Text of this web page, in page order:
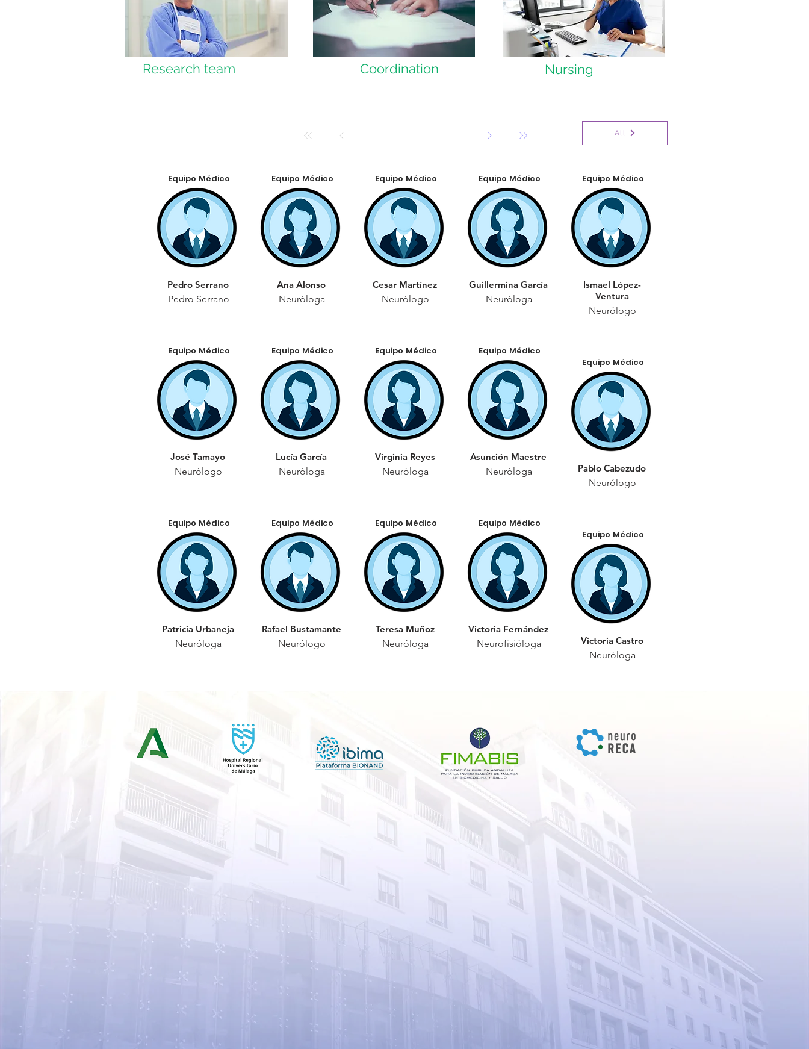
Research team Coordination Nursing
All
Equipo Médico
Pedro Serrano
Pedro Serrano
Equipo Médico
José Tamayo
Neurólogo
Equipo Médico
Patricia Urbaneja
Neuróloga
Equipo Médico
Ana Alonso
Neuróloga
Equipo Médico
Lucía García
Neuróloga
Equipo Médico
Rafael Bustamante
Neurólogo
Equipo Médico
Cesar Martínez
Neurólogo
Equipo Médico
Virginia Reyes
Neuróloga
Equipo Médico
Teresa Muñoz
Neuróloga
Equipo Médico
Guillermina García
Neuróloga
Equipo Médico
Asunción Maestre
Neuróloga
Equipo Médico
Victoria Fernández
Neurofisióloga
Equipo Médico
Ismael López-
Ventura
Neurólogo
Equipo Médico
Pablo Cabezudo
Neurólogo
Equipo Médico
Victoria Castro
Neuróloga